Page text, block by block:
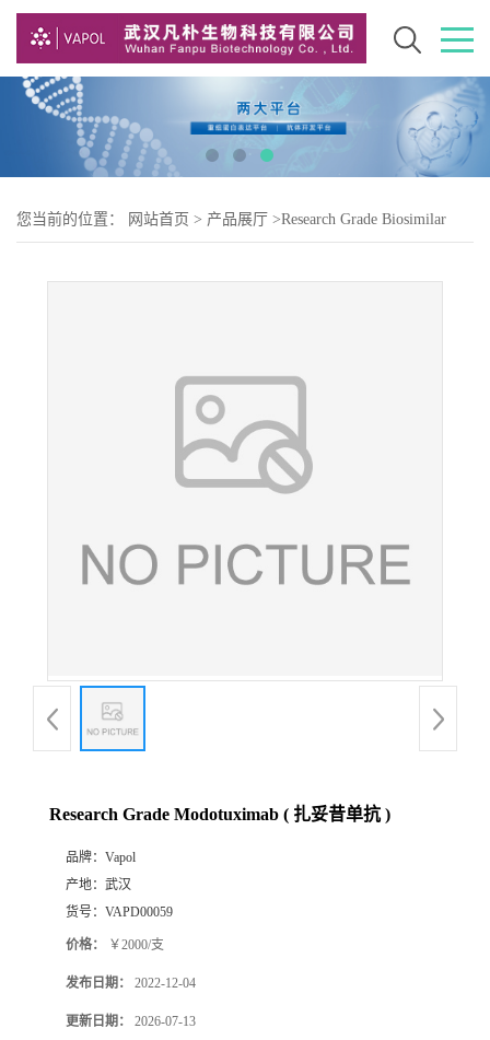
您当前的位置： 网站首页 > 产品展厅 >Research Grade Biosimilar
Research Grade Modotuximab ( 扎妥昔单抗 )
品牌： Vapol
产地： 武汉
货号： VAPD00059
价格： ￥2000/支
发布日期： 2022-12-04
更新日期： 2026-07-13